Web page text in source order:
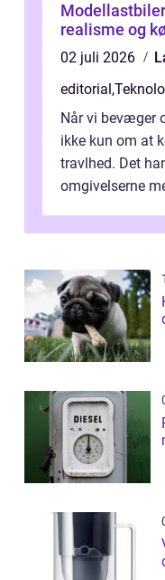
realisme og
02 juli 2026
editorial ,
Når vi bevæger
ikke kun om at
travlhed. Det
omgivelserne